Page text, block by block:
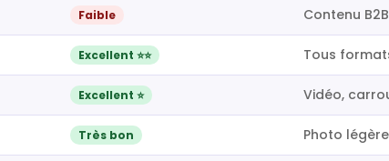
Faible Contenu
Excellent ⭐⭐ Tous
Excellent ⭐ Vidéo,
Très bon Photo